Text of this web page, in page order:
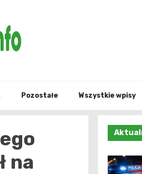
Pozostałe Wszystkie wpisy
na